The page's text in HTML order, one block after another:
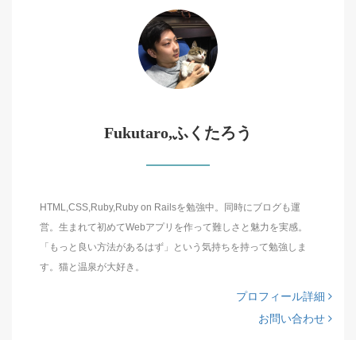
Fukutaro,ふくたろう
HTML,CSS,Ruby,Ruby on Railsを勉強中。同時にブログも運
営。生まれて初めてWebアプリを作って難しさと魅力を実感。
「もっと良い方法があるはず」という気持ちを持って勉強しま
す。猫と温泉が大好き。
プロフィール詳細
お問い合わせ